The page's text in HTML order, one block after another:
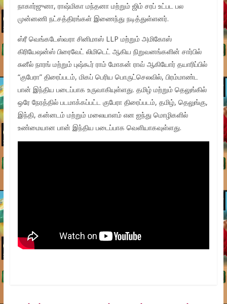
நாகார்ஜுனா, ராஷ்மிகா மந்தனா மற்றும் ஜிம் சரப் உட்பட பல
முன்னணி நட்சத்திரங்கள் இணைந்து நடித்துள்ளனர்.
ஸ்ரீ வெங்கடேஸ்வரா சினிமாஸ் LLP மற்றும் அமிகோஸ்
கிரியேஷன்ஸ் பிரைவேட் லிமிடெட் ஆகிய நிறுவனங்களின் சார்பில்
சுனீல் நாரங் மற்றும் புஷ்கூர் ராம் மோகன் ராவ் ஆகியோர் தயாரிப்பில்
“குபேரா” திரைப்படம், மிகப் பெரிய பொருட்செலவில், பிரம்மாண்ட
பான் இந்திய படைப்பாக உருவாகியுள்ளது. தமிழ் மற்றும் தெலுங்கில்
ஒரே நேரத்தில் படமாக்கப்பட்ட குபேரா திரைப்படம், தமிழ், தெலுங்கு,
இந்தி, கன்னடம் மற்றும் மலையாளம் என ஐந்து மொழிகளில்
உண்மையான பான் இந்திய படைப்பாக வெளியாகவுள்ளது.